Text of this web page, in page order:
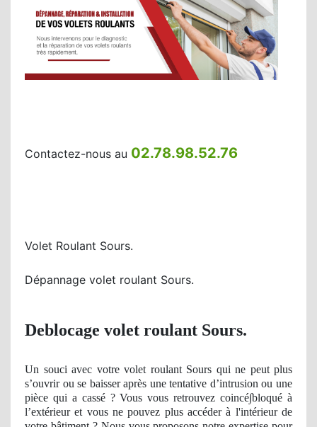
Contactez-nous au 02.78.98.52.76
Volet Roulant Sours.
Dépannage volet roulant Sours.
Deblocage volet roulant Sours.
Un souci avec votre volet roulant Sours qui ne peut plus
s’ouvrirou se baisser après une tentative d’intrusion ou une
pièce qui a cassé ? Vous vous retrouvezcoincé∫bloqué à
l’extérieur et vous ne pouvez plus accéderà l'intérieur de